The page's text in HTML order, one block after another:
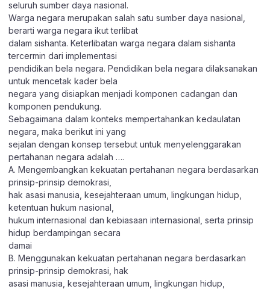
seluruh sumber daya nasional.
Warga negara merupakan salah satu sumber daya nasional,
berarti warga negara ikut terlibat
dalam sishanta. Keterlibatan warga negara dalam sishanta
tercermin dari implementasi
pendidikan bela negara. Pendidikan bela negara dilaksanakan
untuk mencetak kader bela
negara yang disiapkan menjadi komponen cadangan dan
komponen pendukung.
Sebagaimana dalam konteks mempertahankan kedaulatan
negara, maka berikut ini yang
sejalan dengan konsep tersebut untuk menyelenggarakan
pertahanan negara adalah ….
A. Mengembangkan kekuatan pertahanan negara berdasarkan
prinsip-prinsip demokrasi,
hak asasi manusia, kesejahteraan umum, lingkungan hidup,
ketentuan hukum nasional,
hukum internasional dan kebiasaan internasional, serta prinsip
hidup berdampingan secara
damai
B. Menggunakan kekuatan pertahanan negara berdasarkan
prinsip-prinsip demokrasi, hak
asasi manusia, kesejahteraan umum, lingkungan hidup,